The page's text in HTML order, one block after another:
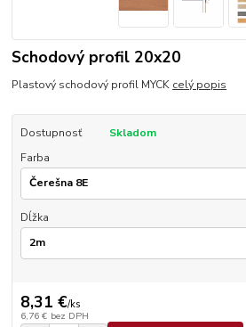
Schodový profil 20x20
Plastový schodový profil MYCK celý popis
Dostupnosť
Skladom
Farba
Dĺžka
8,31 €/ks
6,76 € bez DPH